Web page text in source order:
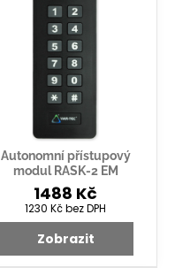
Autonomní přístupový
modul RASK-2 EM
1488 Kč
1230 Kčbez DPH
Zobrazit